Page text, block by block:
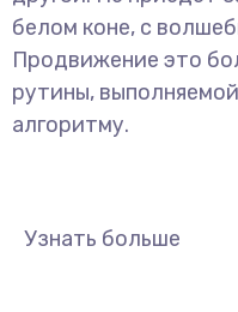
белом коне, с
Продвижение это
рутины,
алгоритму.
Узнать больше